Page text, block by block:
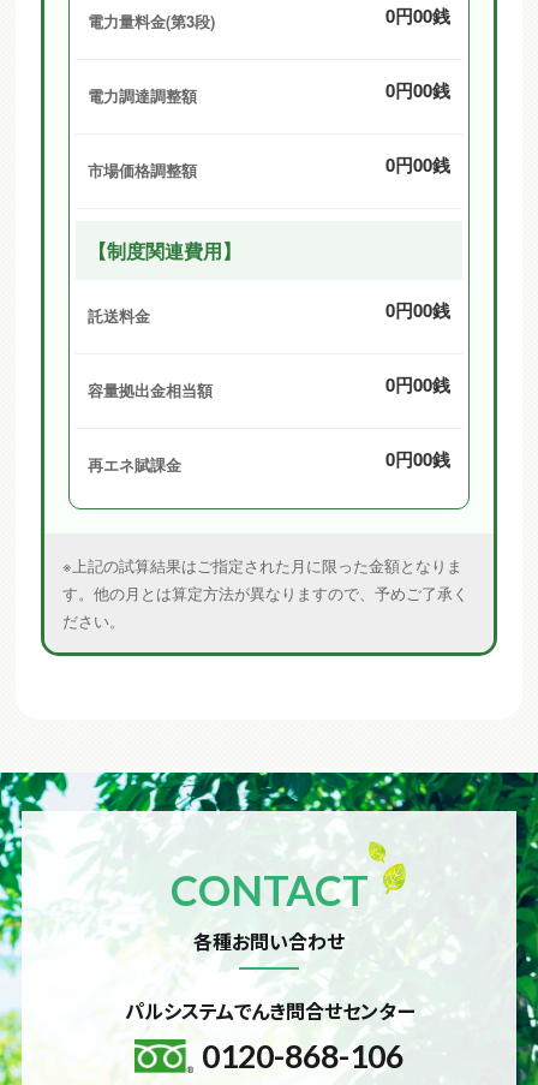
電力量料金(第3段) 0円00銭
電力調達調整額 0円00銭
市場価格調整額 0円00銭
【制度関連費用】
託送料金 0円00銭
容量拠出金相当額 0円00銭
再エネ賦課金 0円00銭
※上記の試算結果はご指定された月に限った金額となりま
す。他の月とは算定方法が異なりますので、予めご了承く
ださい。
CONTACT
各種お問い合わせ
パルシステムでんき問合せセンター
0120-868-106